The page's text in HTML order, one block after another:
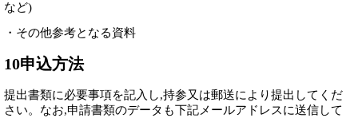
など)
・その他参考となる資料
10申込方法
提出書類に必要事項を記入し,持参又は郵送により提出してくだ
さい。なお,申請書類のデータも下記メールアドレスに送信して